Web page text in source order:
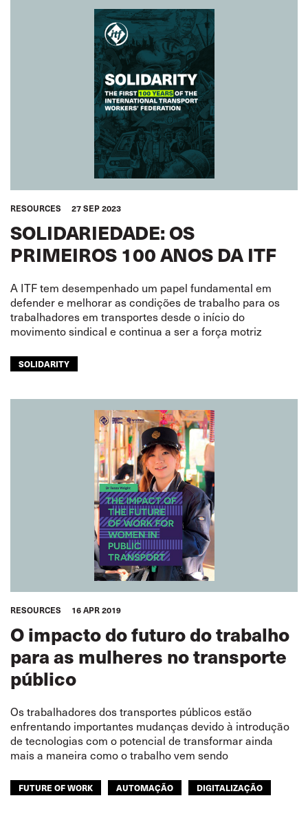
RESOURCES 27 SEP 2023
SOLIDARIEDADE: OS
PRIMEIROS 100 ANOS DA ITF
A ITF tem desempenhado um papel fundamental em
defender e melhorar as condições de trabalho para os
trabalhadores em transportes desde o início do
movimento sindical e continua a ser a força motriz
SOLIDARITY
RESOURCES 16 APR 2019
O impacto do futuro do trabalho
para as mulheres no transporte
público
Os trabalhadores dos transportes públicos estão
enfrentando importantes mudanças devido à introdução
de tecnologias com o potencial de transformar ainda
mais a maneira como o trabalho vem sendo
FUTURE OF WORK AUTOMAÇÃO DIGITALIZAÇÃO